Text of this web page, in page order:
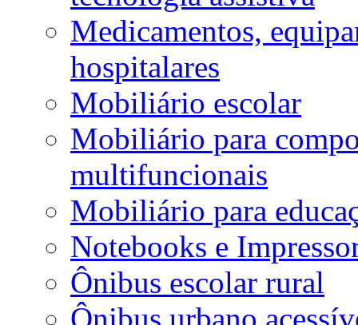
Medicamentos,
hospitalares
Mobiliário escolar
Mobiliário para
multifuncionais
Mobiliário para
Notebooks e
Ônibus escolar rural
Ônibus urbano